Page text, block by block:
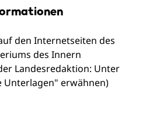
den Internetseiten des
des Innern
Landesredaktion: Unter
Unterlagen" erwähnen)